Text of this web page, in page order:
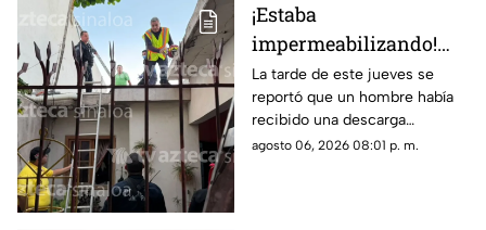
¡Estaba
impermeabilizando!
Hombre recibe
descarga eléctrica en la
colonia Álamos Uno, en
Los Mochis
La tarde de este jueves se
reportó que un hombre había
recibido una descarga
eléctrica mientras se
agosto 06, 2026 08:01 p. m.